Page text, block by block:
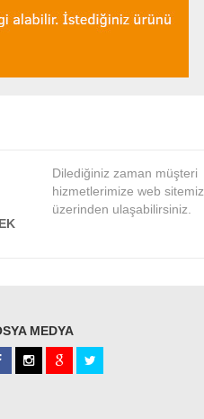
Dilediğiniz zaman müşteri
hizmetlerimize web sitemiz
üzerinden ulaşabilirsiniz.
MEDYA